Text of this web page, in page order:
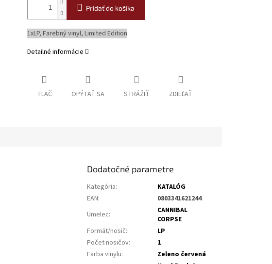
Pridať do košíka
1xLP, Farebný vinyl, Limited Edition
Detailné informácie
TLAČ OPÝTAŤ SA STRÁŽIŤ ZDIEĽAŤ
Dodatočné parametre
Kategória:
KATALÓG
EAN:
0803341621244
Umelec:
CANNIBAL
CORPSE
Formát/nosič:
LP
Počet nosičov:
1
Farba vinylu:
Zeleno červená